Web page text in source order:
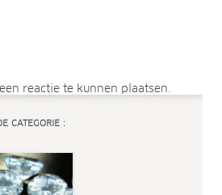
reactie te kunnen plaatsen.
CATEGORIE :